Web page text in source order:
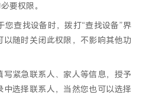
要权限。
您查找设备时，拨打“查找设备”界
随时关闭此权限，不影响其他功
紧急联系人、家人等信息，授予
选择联系人，当然您也可以选择